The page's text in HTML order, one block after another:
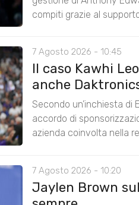
compiti grazie al
7 Agosto 2026 - 10:45
Il caso Kawhi
anche
Secondo un’inchiesta di
accordo di
azienda coinvolta nella
7 Agosto 2026 - 10:20
Jaylen Brown